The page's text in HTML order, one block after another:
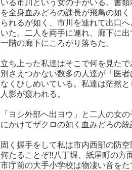
いる市川という女の子がいる。書
を全身血みどろの課長が飛鳥の如
られるが如く、市川を連れて出口
いた。二人を両手に連れ、廊下に
一階の廊下にころがり落ちた。
立ち上った私達はそこで何を見た
別さえつかない数多の人達が「医
なくひしめいている。私達は茫然
人影が窺われる。
「ヨシ外部ヘ出ヨウ」と二人の女
にかけてザクロの如く血みどろの
固く握手をして私は市内西部の防
何たることぞ‼八丁堀、紙屋町の方
市庁前の大手小学校は物凄い音を